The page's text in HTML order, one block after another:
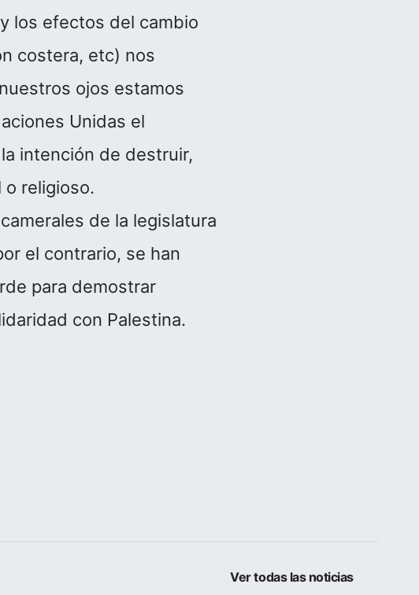
los efectos del cambio
costera, etc) nos
ojos estamos
Unidas el
intención de destruir,
o religioso.
de la legislatura
el contrario, se han
para demostrar
con Palestina.
Ver todas las noticias